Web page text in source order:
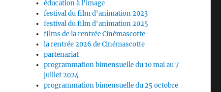
éducation à l'image
festival du film d'animation 2023
festival du film d'animation 2025
films de la rentrée Cinémascotte
la rentrée 2026 de Cinémascotte
partenariat
programmation bimensuelle du 10 mai au 7
juillet 2024
programmation bimensuelle du 25 octobre